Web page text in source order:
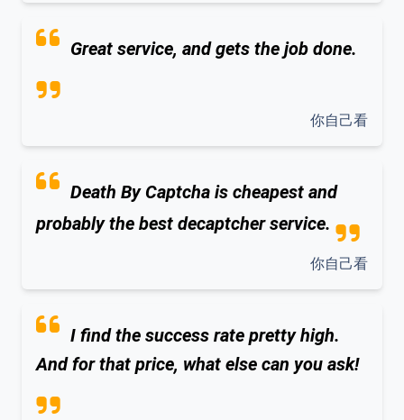
Great service, and gets the job done.
你自己看
Death By Captcha is cheapest and
probably the best decaptcher service.
你自己看
I find the success rate pretty high.
And for that price, what else can you ask!